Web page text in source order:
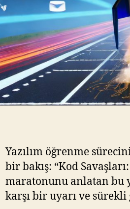
Yazılım öğrenme
bir bakış: “Kod
maratonunu anlatan bu
karşı bir uyarı ve